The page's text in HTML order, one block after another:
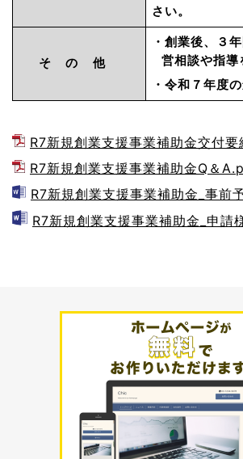
さい。
その他
・創業後、３
営相談や指導
・令和７年度
R7新規創業支援事業補助金交付
R7新規創業支援事業補助金Q＆
R7新規創業支援事業補助金_事前
R7新規創業支援事業補助金_申請